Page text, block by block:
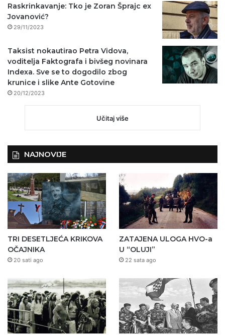
Raskrinkavanje: Tko je Zoran Šprajc ex
Jovanović?
29/11/2023
Taksist nokautirao Petra Vidova,
voditelja Faktografa i bivšeg novinara
Indexa. Sve se to dogodilo zbog
krunice i slike Ante Gotovine
20/12/2023
Učitaj više
NAJNOVIJE
TRI DESETLJEĆA KRIKOVA
OČAJNIKA
20 sati ago
ZATAJENA ULOGA HVO-a
U “OLUJI”
22 sata ago